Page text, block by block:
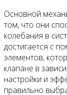
Основной
том, что они
колебания в
достигается с
элементов,
клапане в
настройки и
правильно